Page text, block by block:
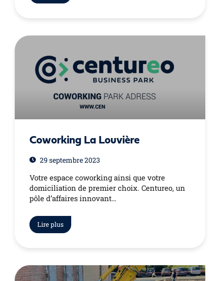
Coworking La Louvière
29 septembre 2023
Votre espace coworking ainsi que votre
domiciliation de premier choix. Centureo, un
pôle d’affaires innovant…
Lire plus